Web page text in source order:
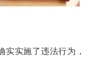
实施了违法行为，